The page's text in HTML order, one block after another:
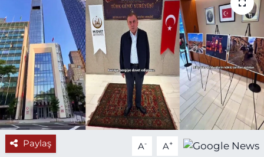
Paylaş A- A+